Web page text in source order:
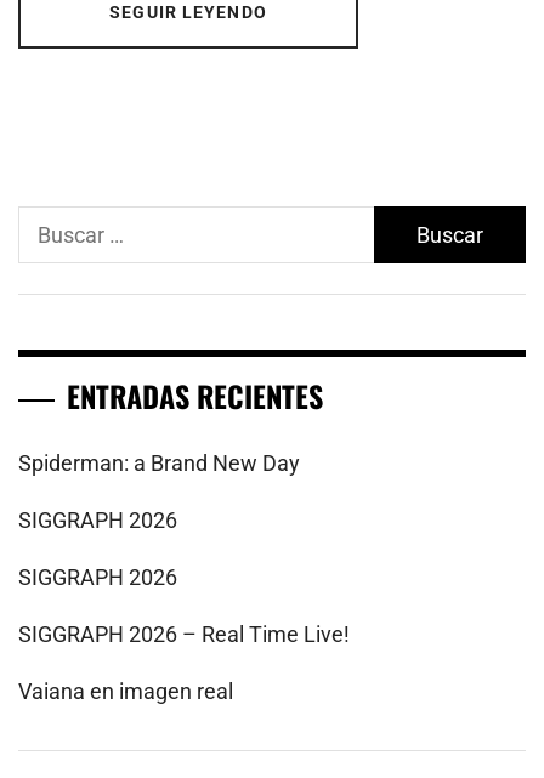
SEGUIR LEYENDO
Buscar:
ENTRADAS RECIENTES
Spiderman: a Brand New Day
SIGGRAPH 2026
SIGGRAPH 2026
SIGGRAPH 2026 – Real Time Live!
Vaiana en imagen real